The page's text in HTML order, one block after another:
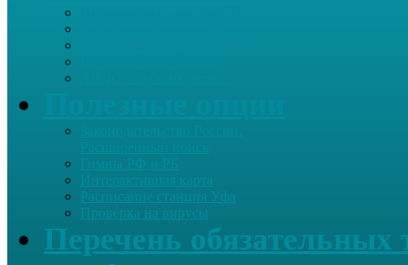
Интерактивная карта
Расписание станция Уфа
Проверка на вирусы
Перечень обязательных